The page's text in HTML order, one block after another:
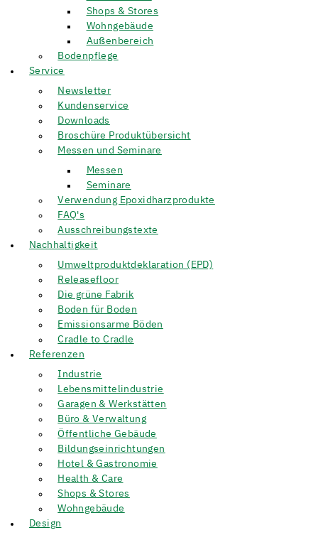
Shops & Stores
Wohngebäude
Außenbereich
Bodenpflege
Service
Newsletter
Kundenservice
Downloads
Broschüre Produktübersicht
Messen und Seminare
Messen
Seminare
Verwendung Epoxidharzprodukte
FAQ's
Ausschreibungstexte
Nachhaltigkeit
Umweltproduktdeklaration (EPD)
Releasefloor
Die grüne Fabrik
Boden für Boden
Emissionsarme Böden
Cradle to Cradle
Referenzen
Industrie
Lebensmittelindustrie
Garagen & Werkstätten
Büro & Verwaltung
Öffentliche Gebäude
Bildungseinrichtungen
Hotel & Gastronomie
Health & Care
Shops & Stores
Wohngebäude
Design